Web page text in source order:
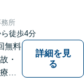
生
ま
所
徒歩4分
無料
・
問
詳細を見
る